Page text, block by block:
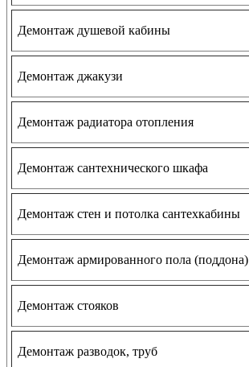
Демонтаж душевой кабины
Демонтаж джакузи
Демонтаж радиатора отопления
Демонтаж сантехнического шкафа
Демонтаж стен и потолка сантехкабины
Демонтаж армированного пола (поддона)
Демонтаж стояков
Демонтаж разводок, труб